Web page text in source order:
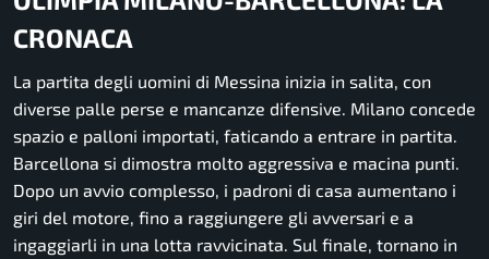
CRONACA
La partita degli uomini di Messina inizia in salita, con
diverse palle perse e mancanze difensive. Milano concede
spazio e palloni importati, faticando a entrare in partita.
Barcellona si dimostra molto aggressiva e macina punti.
Dopo un avvio complesso, i padroni di casa aumentano i
giri del motore, fino a raggiungere gli avversari e a
ingaggiarli in una lotta ravvicinata. Sul finale, tornano in